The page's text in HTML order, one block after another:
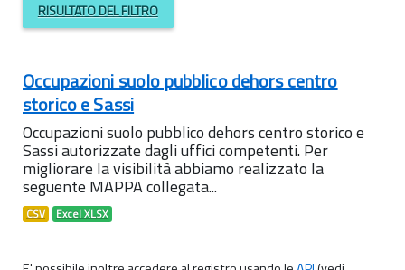
RISULTATO DEL FILTRO
Occupazioni suolo pubblico dehors centro
storico e Sassi
Occupazioni suolo pubblico dehors centro storico e
Sassi autorizzate dagli uffici competenti. Per
migliorare la visibilità abbiamo realizzato la
seguente MAPPA collegata...
CSV Excel XLSX